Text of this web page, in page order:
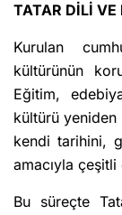
TATAR DİLİ
Kurulan
kültürünün
Eğitim,
kültürü yeniden
kendi tarihini,
amacıyla çeşitli
Bu süreçte